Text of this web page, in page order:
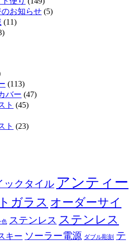
お知らせ (5)
(11)
(113)
バー (47)
ト (45)
ト (23)
ックタイル アンティー
ガラス オーダーサイ
色 ステンレス ステンレス
キー ソーラー電源 ダブル彫刻 テ